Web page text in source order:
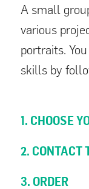
A small
various
portraits.
skills by
1. CHOOSE
2. CONTACT
3. ORDER